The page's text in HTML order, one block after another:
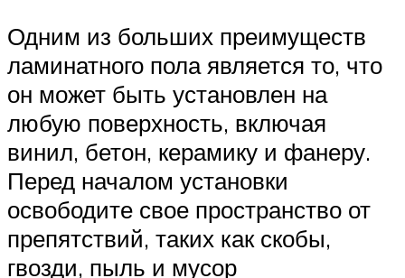
Одним из больших преимуществ
ламинатного пола является то, что
он может быть установлен на
любую поверхность, включая
винил, бетон, керамику и фанеру.
Перед началом установки
освободите свое пространство от
препятствий, таких как скобы,
гвозди, пыль и мусор